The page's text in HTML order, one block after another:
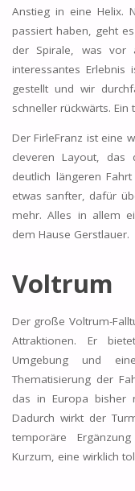
Anstieg in eine Helix.
passiert haben, geht
der Spirale, was vor
interessantes
gestellt und wir
schneller rückwärts.
Der FirleFranz ist eine
cleveren Layout, das
deutlich längeren
etwas sanfter, dafür
mehr. Alles in allem
dem Hause Gerstlauer.
Voltrum
Der große Voltrum-
Attraktionen. Er
Umgebung und
Thematisierung der
das in Europa bisher
Dadurch wirkt der
temporäre
Kurzum, eine wirklich